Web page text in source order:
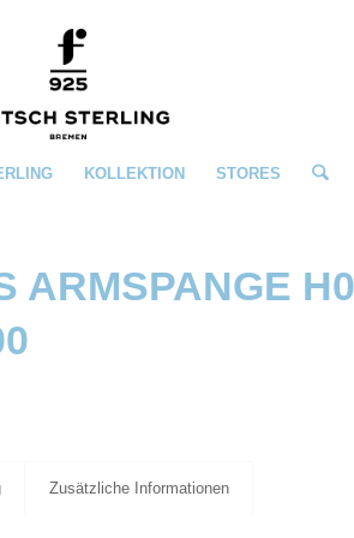
KOLLEKTION STORES
ARMSPANGE
Zusätzliche Informationen